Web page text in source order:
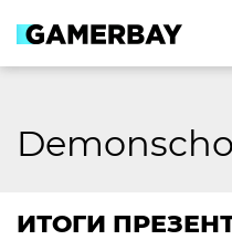
content
ИТОГИ